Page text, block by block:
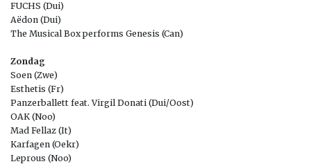
FUCHS (Dui)
Aëdon (Dui)
The Musical Box performs Genesis (Can)
Zondag
Soen (Zwe)
Esthetis (Fr)
Panzerballett feat. Virgil Donati (Dui/Oost)
OAK (Noo)
Mad Fellaz (It)
Karfagen (Oekr)
Leprous (Noo)